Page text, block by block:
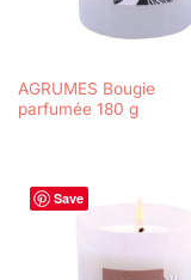
AGRUMES Bougie
parfumée 180 g
Save